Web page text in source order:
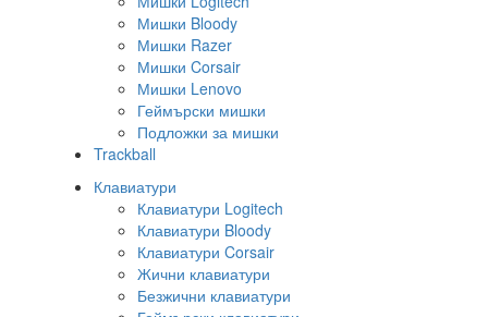
Мишки Bloody
Мишки Razer
Мишки Corsair
Мишки Lenovo
Геймърски мишки
Подложки за мишки
Trackball
Клавиатури
Клавиатури Logitech
Клавиатури Bloody
Клавиатури Corsair
Жични клавиатури
Безжични клавиатури